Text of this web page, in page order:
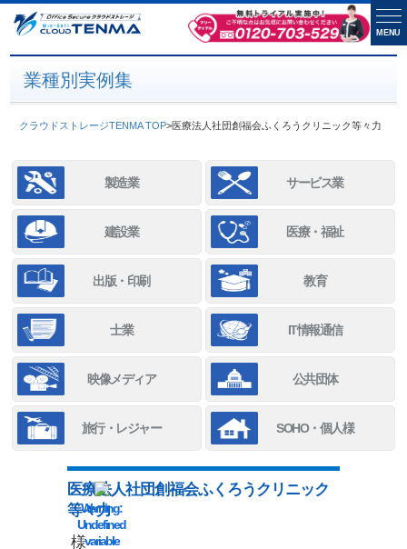
業種別実例集
クラウドストレージTENMA TOP>医療法人社団創福会ふくろうクリニック等々力
製造業 サービス業
建設業 医療・福祉
出版・印刷 教育
士業 IT情報通信
映像メディア 公共団体
旅行・レジャー SOHO・個人様
Warning:
Undefined
variable
医療法人社団創福会ふくろうクリニック
等々力
様
MENU